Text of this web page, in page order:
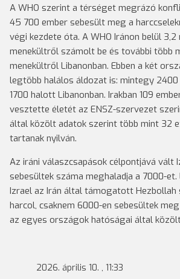
A WHO szerint a térséget megrázó
45 700 ember sebesült meg a
végi kezdete óta. A WHO Iránon belül
menekültről számolt be és további több
menekültről Libanonban. Ebben a két
legtöbb halálos áldozat is: mintegy
1700 halott Libanonban. Irakban 109
vesztette életét az ENSZ-szervezet
által közölt adatok szerint több mint 32
tartanak nyilván.
Az iráni válaszcsapások célpontjává vált
sebesültek száma meghaladja a 7000-et.
Izrael az Irán által támogatott Hezbollah
harcol, csaknem 6000-en sebesültek
az egyes országok hatóságai által
2026. április 10. , 11:33